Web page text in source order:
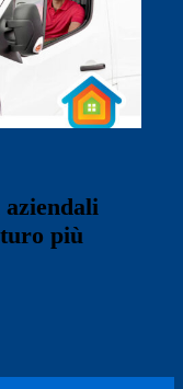
aziendali
più